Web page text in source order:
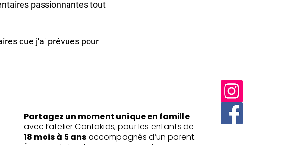
passionnantes tout
que j'ai prévues pour
Partagez un moment unique en famille
avec l’atelier Contakids, pour les enfants de
18 mois à 5 ans accompagnés d’un parent.